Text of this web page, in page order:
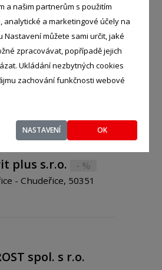
a našim partnerům s použitím
analytické a marketingové účely na
Nastavení můžete sami určit, jaké
zpracovávat, popřípadě jejich
Ukládání nezbytných cookies
zachování funkčnosti webové
NASTAVENÍ OK
TRADE CZ,
66, Ústí nad Labem -
40007
plus s.r.o. - %
- Chudeřice, 50351
spol. s r.o.